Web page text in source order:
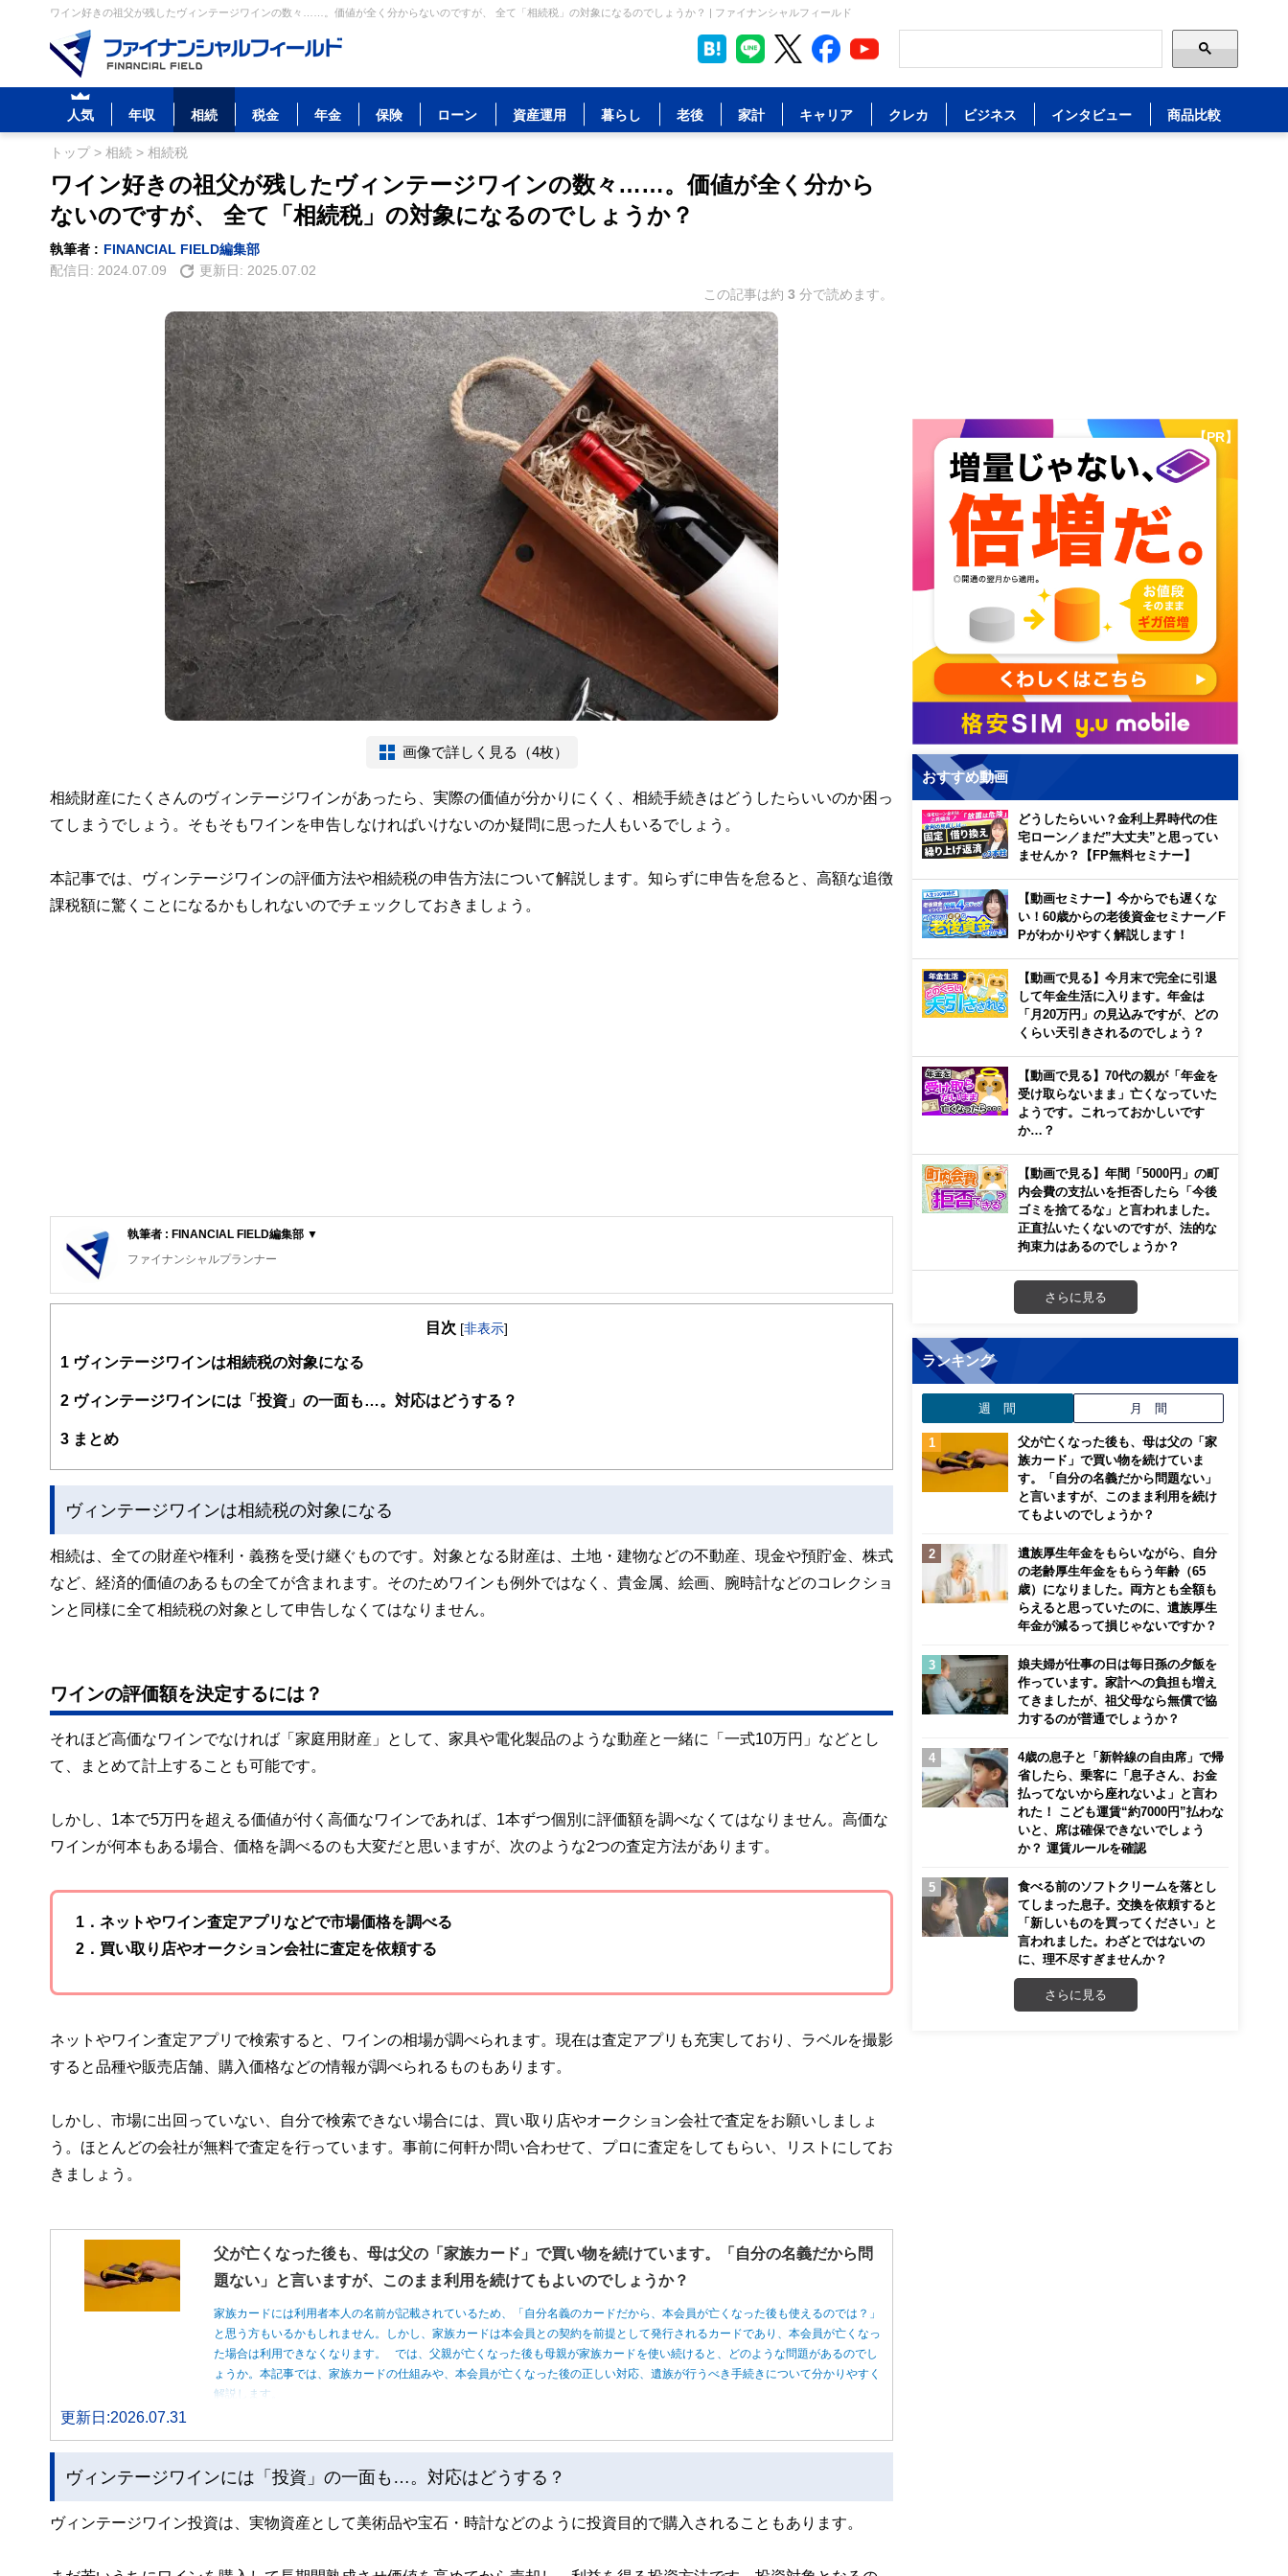
ワイン好きの祖父が残したヴィンテージワインの数々……。価値が全く分からないのですが、 全て「相続税」の対象になるのでしょうか？ | ファイナンシャルフィールド
人気 年収 相続 税金 年金 保険 ローン 資産運用 暮らし 老後 家計 キャリア クレカ ビジネス インタビュー 商品比較
トップ> 相続 > 相続税
ワイン好きの祖父が残したヴィンテージワインの数々……。価値が全く分から
ないのですが、 全て「相続税」の対象になるのでしょうか？
執筆者 : FINANCIAL FIELD編集部
配信日: 2024.07.09 更新日: 2025.07.02
この記事は約 3 分で読めます。
画像で詳しく見る（4枚）
相続財産にたくさんのヴィンテージワインがあったら、実際の価値が分かりにくく、相続手続きはどうしたらいいのか困っ
てしまうでしょう。そもそもワインを申告しなければいけないのか疑問に思った人もいるでしょう。
本記事では、ヴィンテージワインの評価方法や相続税の申告方法について解説します。知らずに申告を怠ると、高額な追徴
課税額に驚くことになるかもしれないのでチェックしておきましょう。
執筆者 : FINANCIAL FIELD編集部 ▼
ファイナンシャルプランナー
FinancialField編集部は、金融、経済に関する記事を、日々の暮らしにどのような影響を与えるかという視点で、お金の知識がない方でも理解でき
案から記事掲載まですべての工程に関わることで、読者目線のコンテンツを追求しています。
FinancialFieldの特徴は、ファイナンシャルプランナー、弁護士、税理士、宅地建物取引士、相続診断士、住宅ローンアドバイザー、DCプランナ
ー、公認会計士、社会保険労務士、行政書士、投資アナリスト、キャリアコンサルタントなど150名以上の有資格者を執筆者・監修者として迎
私たちは、快適でより良い生活のアイデアを提供するお金のコンシェルジュを目指します。
目次 [非表示]
1 ヴィンテージワインは相続税の対象になる
2 ヴィンテージワインには「投資」の一面も…。対応はどうする？
3 まとめ
ヴィンテージワインは相続税の対象になる
相続は、全ての財産や権利・義務を受け継ぐものです。対象となる財産は、土地・建物などの不動産、現金や預貯金、株式
など、経済的価値のあるもの全てが含まれます。そのためワインも例外ではなく、貴金属、絵画、腕時計などのコレクショ
ンと同様に全て相続税の対象として申告しなくてはなりません。
ワインの評価額を決定するには？
それほど高価なワインでなければ「家庭用財産」として、家具や電化製品のような動産と一緒に「一式10万円」などとし
て、まとめて計上することも可能です。
しかし、1本で5万円を超える価値が付く高価なワインであれば、1本ずつ個別に評価額を調べなくてはなりません。高価な
ワインが何本もある場合、価格を調べるのも大変だと思いますが、次のような2つの査定方法があります。
1．ネットやワイン査定アプリなどで市場価格を調べる
2．買い取り店やオークション会社に査定を依頼する
ネットやワイン査定アプリで検索すると、ワインの相場が調べられます。現在は査定アプリも充実しており、ラベルを撮影
すると品種や販売店舗、購入価格などの情報が調べられるものもあります。
しかし、市場に出回っていない、自分で検索できない場合には、買い取り店やオークション会社で査定をお願いしましょ
う。ほとんどの会社が無料で査定を行っています。事前に何軒か問い合わせて、プロに査定をしてもらい、リストにしてお
きましょう。
父が亡くなった後も、母は父の「家族カード」で買い物を続けています。「自分の名義だから問
題ない」と言いますが、このまま利用を続けてもよいのでしょうか？
家族カードには利用者本人の名前が記載されているため、「自分名義のカードだから、本会員が亡くなった後も使えるのでは？」
と思う方もいるかもしれません。しかし、家族カードは本会員との契約を前提として発行されるカードであり、本会員が亡くなっ
た場合は利用できなくなります。 では、父親が亡くなった後も母親が家族カードを使い続けると、どのような問題があるのでし
ょうか。本記事では、家族カードの仕組みや、本会員が亡くなった後の正しい対応、遺族が行うべき手続きについて分かりやすく
解説します。
更新日:2026.07.31
ヴィンテージワインには「投資」の一面も…。対応はどうする？
ヴィンテージワイン投資は、実物資産として美術品や宝石・時計などのように投資目的で購入されることもあります。
【PR】
おすすめ動画
どうしたらいい？金利上昇時代の住
宅ローン／まだ”大丈夫”と思ってい
ませんか？【FP無料セミナー】
【動画セミナー】今からでも遅くな
い！60歳からの老後資金セミナー／F
Pがわかりやすく解説します！
【動画で見る】今月末で完全に引退
して年金生活に入ります。年金は
「月20万円」の見込みですが、どの
くらい天引きされるのでしょう？
【動画で見る】70代の親が「年金を
受け取らないまま」亡くなっていた
ようです。これっておかしいです
か…？
【動画で見る】年間「5000円」の町
内会費の支払いを拒否したら「今後
ゴミを捨てるな」と言われました。
正直払いたくないのですが、法的な
拘束力はあるのでしょうか？
さらに見る
ランキング
週 間 月 間
父が亡くなった後も、母は父の「家
族カード」で買い物を続けていま
す。「自分の名義だから問題ない」
と言いますが、このまま利用を続け
てもよいのでしょうか？
遺族厚生年金をもらいながら、自分
の老齢厚生年金をもらう年齢（65
歳）になりました。両方とも全額も
らえると思っていたのに、遺族厚生
年金が減るって損じゃないですか？
娘夫婦が仕事の日は毎日孫の夕飯を
作っています。家計への負担も増え
てきましたが、祖父母なら無償で協
力するのが普通でしょうか？
4歳の息子と「新幹線の自由席」で帰
省したら、乗客に「息子さん、お金
払ってないから座れないよ」と言わ
れた！ こども運賃“約7000円”払わな
いと、席は確保できないでしょう
か？ 運賃ルールを確認
食べる前のソフトクリームを落とし
てしまった息子。交換を依頼すると
「新しいものを買ってください」と
言われました。わざとではないの
に、理不尽すぎませんか？
さらに見る